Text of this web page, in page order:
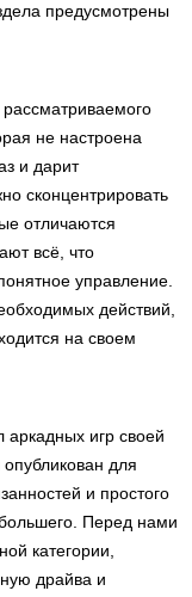
предусмотрены
не настроена
и дарит
сконцентрировать
отличаются
всё, что
управление.
действий,
на своем
аркадных игр своей
для
и простого
Перед нами
категории,
драйва и